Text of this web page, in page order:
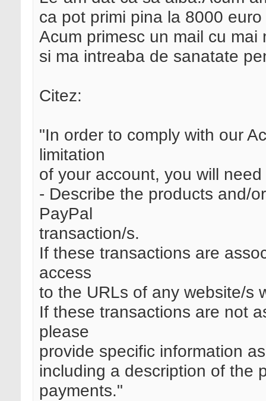
ca pot primi pina la 8000
Acum primesc un mail cu
si ma intreaba de sanatate
Citez:
"In order to comply with our
limitation
of your account, you will need
- Describe the products and/
PayPal
transaction/s.
If these transactions are
access
to the URLs of any website/s
If these transactions are not
please
provide specific information
including a description of the
payments."